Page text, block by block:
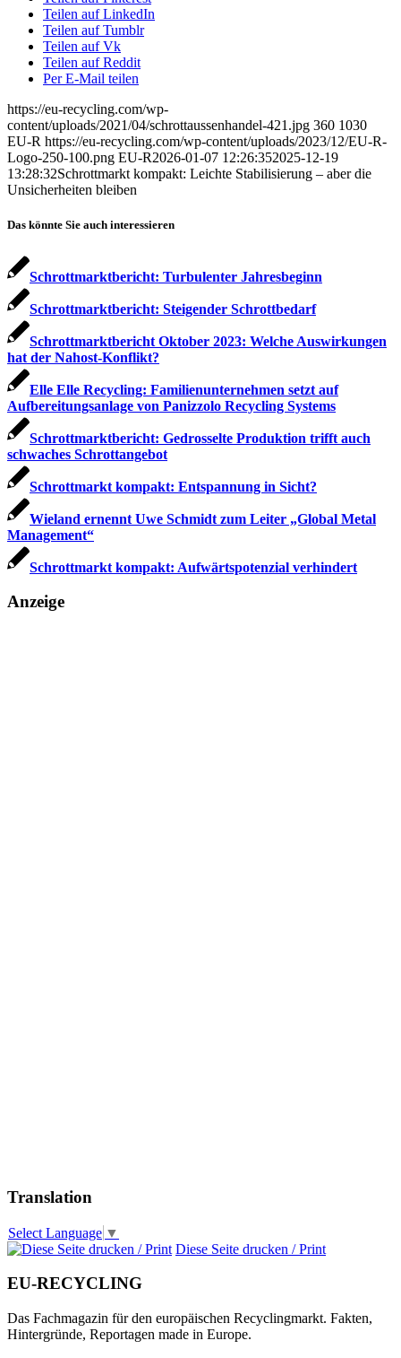
Teilen auf LinkedIn
Teilen auf Tumblr
Teilen auf Vk
Teilen auf Reddit
Per E-Mail teilen
https://eu-recycling.com/wp-
content/uploads/2021/04/schrottaussenhandel-421.jpg 360 1030
EU-R https://eu-recycling.com/wp-content/uploads/2023/12/EU-R-
Logo-250-100.png EU-R2026-01-07 12:26:352025-12-19
13:28:32Schrottmarkt kompakt: Leichte Stabilisierung – aber die
Unsicherheiten bleiben
Das könnte Sie auch interessieren
Schrottmarktbericht: Turbulenter Jahresbeginn
Schrottmarktbericht: Steigender Schrottbedarf
Schrottmarktbericht Oktober 2023: Welche Auswirkungen
hat der Nahost-Konflikt?
Elle Elle Recycling: Familienunternehmen setzt auf
Aufbereitungsanlage von Panizzolo Recycling Systems
Schrottmarktbericht: Gedrosselte Produktion trifft auch
schwaches Schrottangebot
Schrottmarkt kompakt: Entspannung in Sicht?
Wieland ernennt Uwe Schmidt zum Leiter „Global Metal
Management“
Schrottmarkt kompakt: Aufwärtspotenzial verhindert
Anzeige
Translation
Select Language ▼
Diese Seite drucken / Print
EU-RECYCLING
Das Fachmagazin für den europäischen Recyclingmarkt. Fakten,
Hintergründe, Reportagen made in Europe.